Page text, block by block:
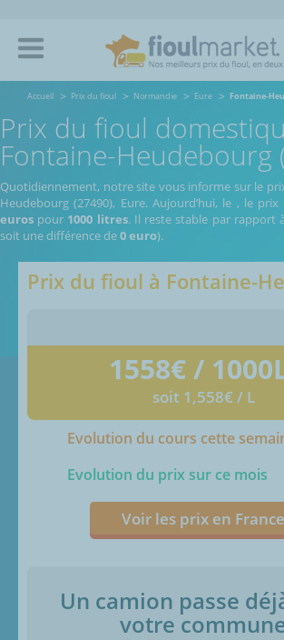
Accueil Prix du fioul Normandie Eure Fontaine-
Prix du fioul
Fontaine-Heudebourg
Quotidiennement, notre site vous informe sur le
Heudebourg (27490), Eure. Aujourd’hui, le , le prix
euros pour 1000 litres. Il reste stable par rapport
soit une différence de0 euro).
Prix du fioul à Fontaine-
1558€ /
soit 1,558€ / L
Evolution du cours cette
Evolution du prix sur ce mois
Voir les prix en France
Un camion passe
votre